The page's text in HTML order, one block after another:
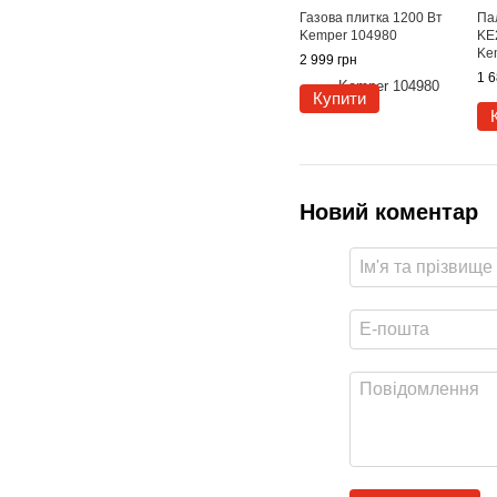
Газова плитка 1200 Вт
Kemper 104980
2 999 грн
Купити
1
Новий коментар